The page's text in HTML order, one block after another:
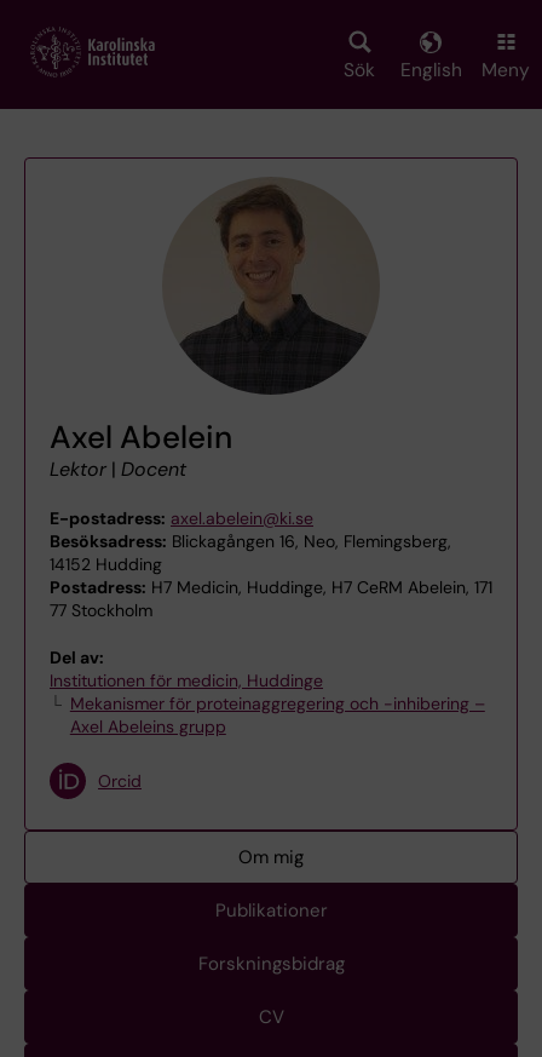
main
Sök English Meny
Axel Abelein
Lektor | Docent
E-postadress: axel.abelein@ki.se
Besöksadress: Blickagången 16, Neo, Flemingsberg,
14152 Hudding
Postadress: H7 Medicin, Huddinge, H7 CeRM Abelein, 171
77 Stockholm
Del av:
Institutionen för medicin, Huddinge
Mekanismer för proteinaggregering och -inhibering –
Axel Abeleins grupp
Orcid
Om mig
Publikationer
Forskningsbidrag
CV